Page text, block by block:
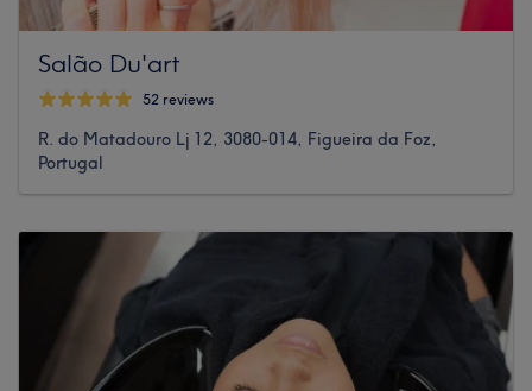
Salão Du'art
52 reviews
R. do Matadouro Lj 12, 3080-014, Figueira da Foz,
Portugal